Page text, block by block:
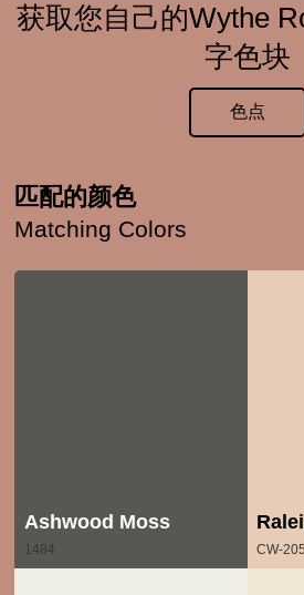
获取您自己的Wythe
字色块
色点
匹配的颜色
Matching Colors
Ashwood Moss
1484 CW-205